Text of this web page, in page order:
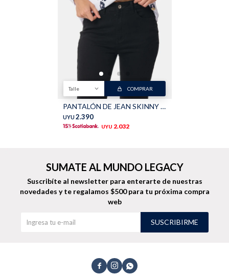
Talle COMPRAR
PANTALÓN DE JEAN SKINNY - Negro
UYU 2.390
UYU 2.032
  
SUMATE AL MUNDO LEGACY
Suscribíte al newsletter para enterarte de nuestras
novedades y te regalamos $500 para tu próxima compra
web
SUSCRIBIRME
Uniformes empresariales
Uniformes empresariales
Juntá puntos Friends
Envíos, cambios y devoluciones